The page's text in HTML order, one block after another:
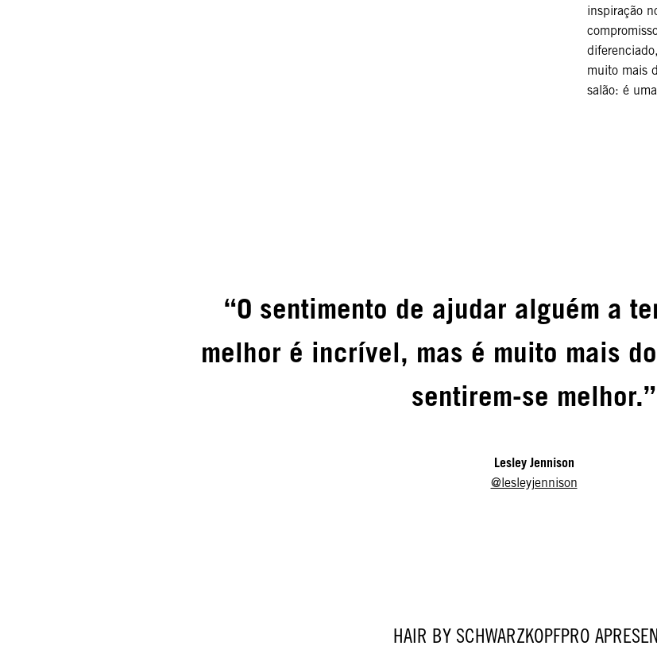
inspiração
muito mais
salão: é
“O sentimento de ajudar alguém a
melhor é incrível, mas é muito mais
sentirem-se melhor.”
Lesley Jennison
@lesleyjennison
HAIR BY SCHWARZKOPFPRO